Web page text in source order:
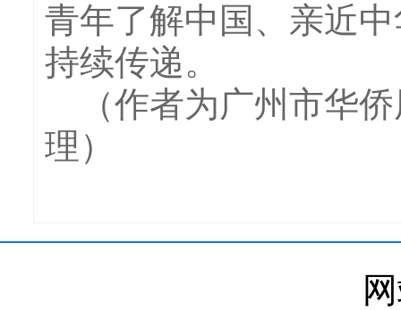
青年了解中国、亲近
持续传递。
（作者为广州市华
理）